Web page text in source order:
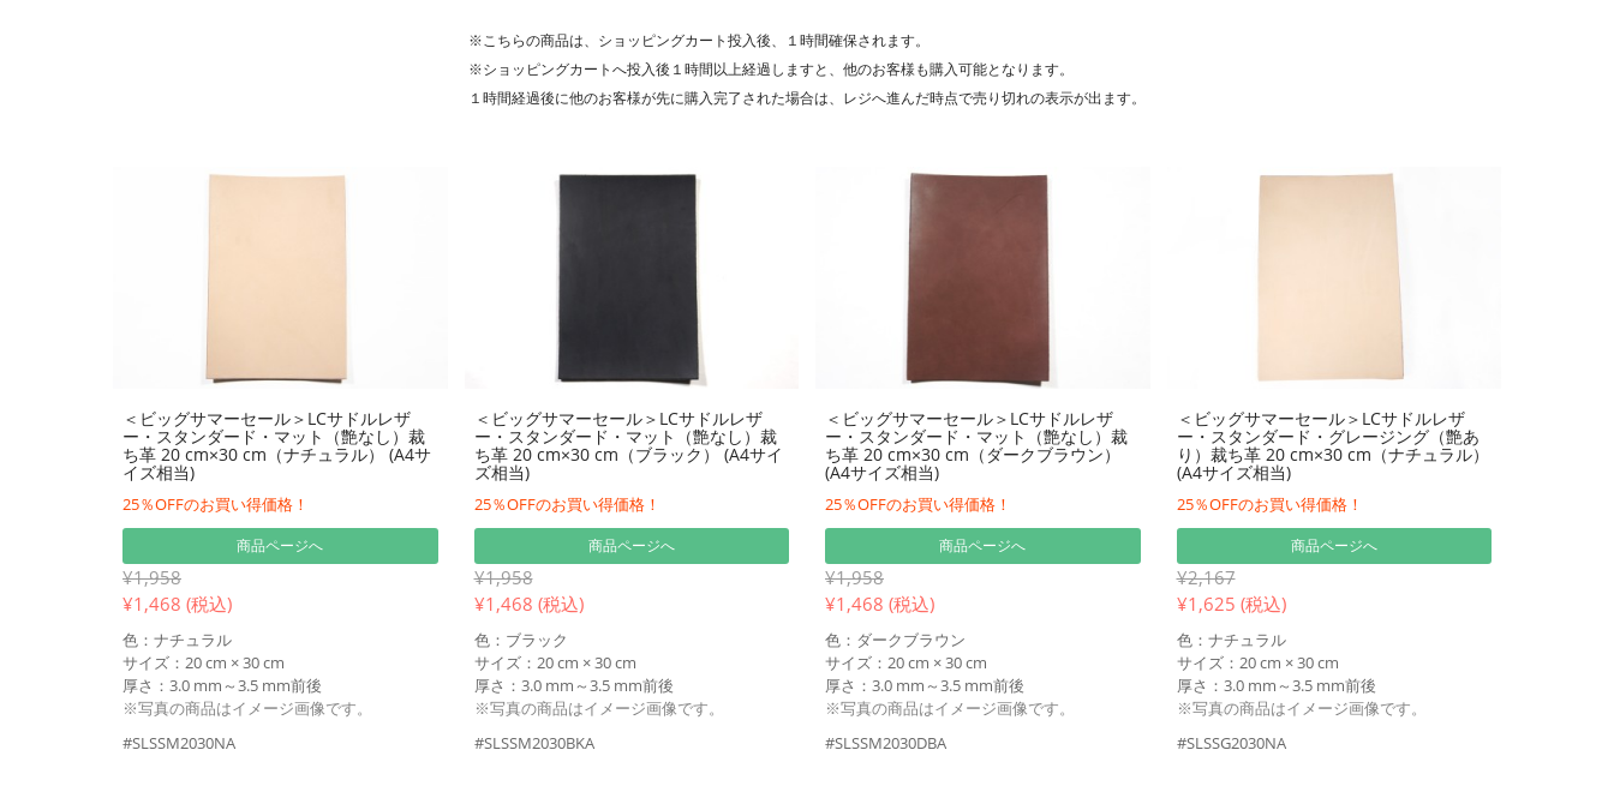
※こちらの商品は、ショッピングカート投入後、１時間確保されます。
※ショッピングカートへ投入後１時間以上経過しますと、他のお客様も購入可能となります。
１時間経過後に他のお客様が先に購入完了された場合は、レジへ進んだ時点で売り切れの表示が出ます。
＜ビッグサマーセール＞LCサドルレザ
ー・スタンダード・マット（艶なし）裁
ち革 20 cm×30 cm（ナチュラル） (A4サ
イズ相当)
25％OFFのお買い得価格！
商品ページへ
¥1,958
¥1,468 (税込)
色：ナチュラル
サイズ：20 cm × 30 cm
厚さ：3.0 mm～3.5 mm前後
※写真の商品はイメージ画像です。
#SLSSM2030NA
＜ビッグサマーセール＞LCサドルレザ
ー・スタンダード・マット（艶なし）裁
ち革 20 cm×30 cm（ブラック） (A4サイ
ズ相当)
25％OFFのお買い得価格！
商品ページへ
¥1,958
¥1,468 (税込)
色：ブラック
サイズ：20 cm × 30 cm
厚さ：3.0 mm～3.5 mm前後
※写真の商品はイメージ画像です。
#SLSSM2030BKA
＜ビッグサマーセール＞LCサドルレザ
ー・スタンダード・マット（艶なし）裁
ち革 20 cm×30 cm（ダークブラウン）
(A4サイズ相当)
25％OFFのお買い得価格！
商品ページへ
¥1,958
¥1,468 (税込)
色：ダークブラウン
サイズ：20 cm × 30 cm
厚さ：3.0 mm～3.5 mm前後
※写真の商品はイメージ画像です。
#SLSSM2030DBA
＜ビッグサマーセール＞LCサドルレザ
ー・スタンダード・グレージング（艶あ
り）裁ち革 20 cm×30 cm（ナチュラル）
(A4サイズ相当)
25％OFFのお買い得価格！
商品ページへ
¥2,167
¥1,625 (税込)
色：ナチュラル
サイズ：20 cm × 30 cm
厚さ：3.0 mm～3.5 mm前後
※写真の商品はイメージ画像です。
#SLSSG2030NA